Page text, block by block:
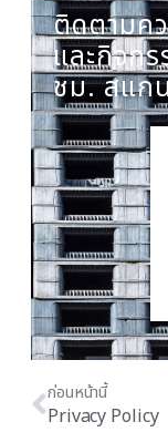
ติดตามค
และกิจก
ชม. สแก
ก่อนหน้านี้
Privacy Policy